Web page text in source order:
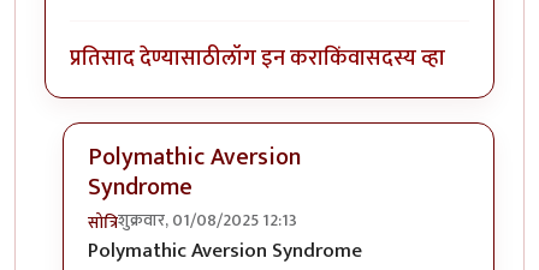
प्रतिसाद देण्यासाठीलॉग इन कराकिंवासदस्य व्हा
Polymathic Aversion
Syndrome
सोत्रिशुक्रवार, 01/08/2025 12:13
In reply toPolymathic Aversion Syndrome
Polymathic Aversion Syndrome